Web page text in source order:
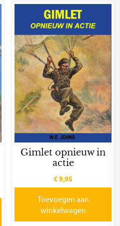
Gimlet opnieuw in
actie
€9,95
Toevoegen aan
winkelwagen